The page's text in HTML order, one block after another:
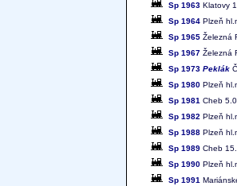
Sp 1963 Klatovy
Sp 1964 Plzeň
Sp 1965 Železná
Sp 1967 Železná
Sp 1973 Peklák
Sp 1980 Plzeň
Sp 1981 Cheb
Sp 1982 Plzeň
Sp 1988 Plzeň
Sp 1989 Cheb
Sp 1990 Plzeň
Sp 1991